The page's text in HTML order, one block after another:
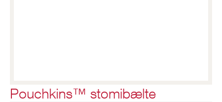
Pouchkins™ stomibælte